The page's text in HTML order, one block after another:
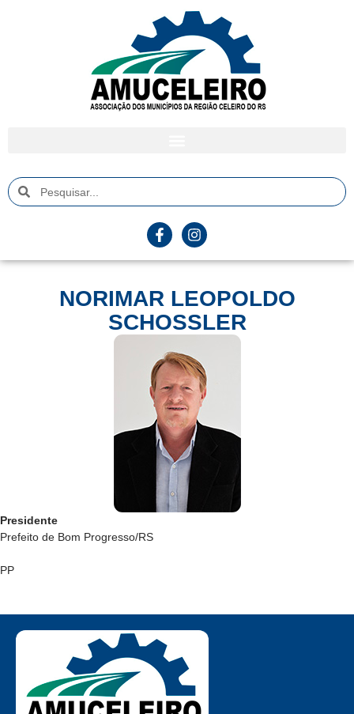
NORIMAR LEOPOLDO
SCHOSSLER
Presidente
Prefeito de Bom Progresso/RS
PP